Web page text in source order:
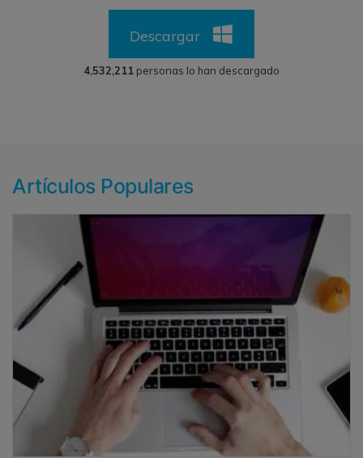
Descargar
4,532,211 personas lo han descargado
Artículos Populares